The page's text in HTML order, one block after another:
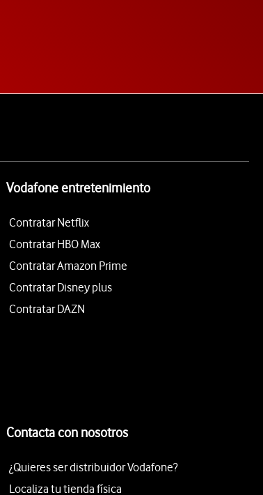
Vodafone entretenimiento
Contratar Netflix
Contratar HBO Max
Contratar Amazon Prime
Contratar Disney plus
Contratar DAZN
Contacta con nosotros
¿Quieres ser distribuidor Vodafone?
Localiza tu tienda física